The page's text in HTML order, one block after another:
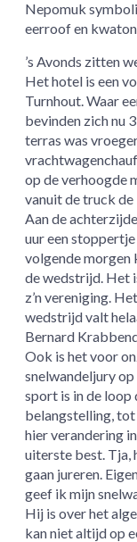
Nepomuk
eerroof en
’s Avonds zitten
Het hotel is een
Turnhout. Waar
bevinden zich nu
terras was
op de verhoogde
vanuit de truck de
Aan de
uur een
volgende morgen
de wedstrijd. Het
z’n vereniging.
wedstrijd valt
Bernard
Ook is het voor
snelwandeljury
sport is in de loop
belangstelling, tot
hier verandering
uiterste best. Tja,
gaan jureren.
geef ik mijn
Hij is over het
kan niet altijd op